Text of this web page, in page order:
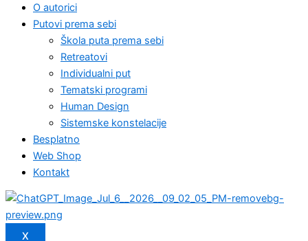
O autorici
Putovi prema sebi
Škola puta prema sebi
Retreatovi
Individualni put
Tematski programi
Human Design
Sistemske konstelacije
Besplatno
Web Shop
Kontakt
X